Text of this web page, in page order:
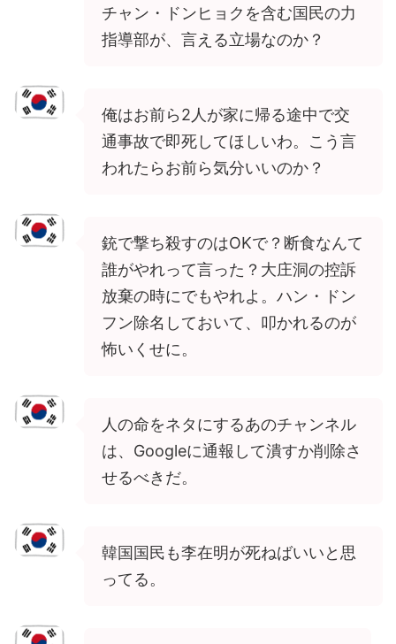
チャン・ドンヒョクを含む国民の力
指導部が、言える立場なのか？
俺はお前ら2人が家に帰る途中で交
通事故で即死してほしいわ。こう言
われたらお前ら気分いいのか？
銃で撃ち殺すのはOKで？断食なんて
誰がやれって言った？大庄洞の控訴
放棄の時にでもやれよ。ハン・ドン
フン除名しておいて、叩かれるのが
怖いくせに。
人の命をネタにするあのチャンネル
は、Googleに通報して潰すか削除さ
せるべきだ。
韓国国民も李在明が死ねばいいと思
ってる。